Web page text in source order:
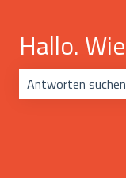
Hallo.